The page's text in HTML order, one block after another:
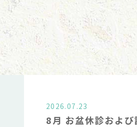
2026.07.23
8月 お盆休診およ